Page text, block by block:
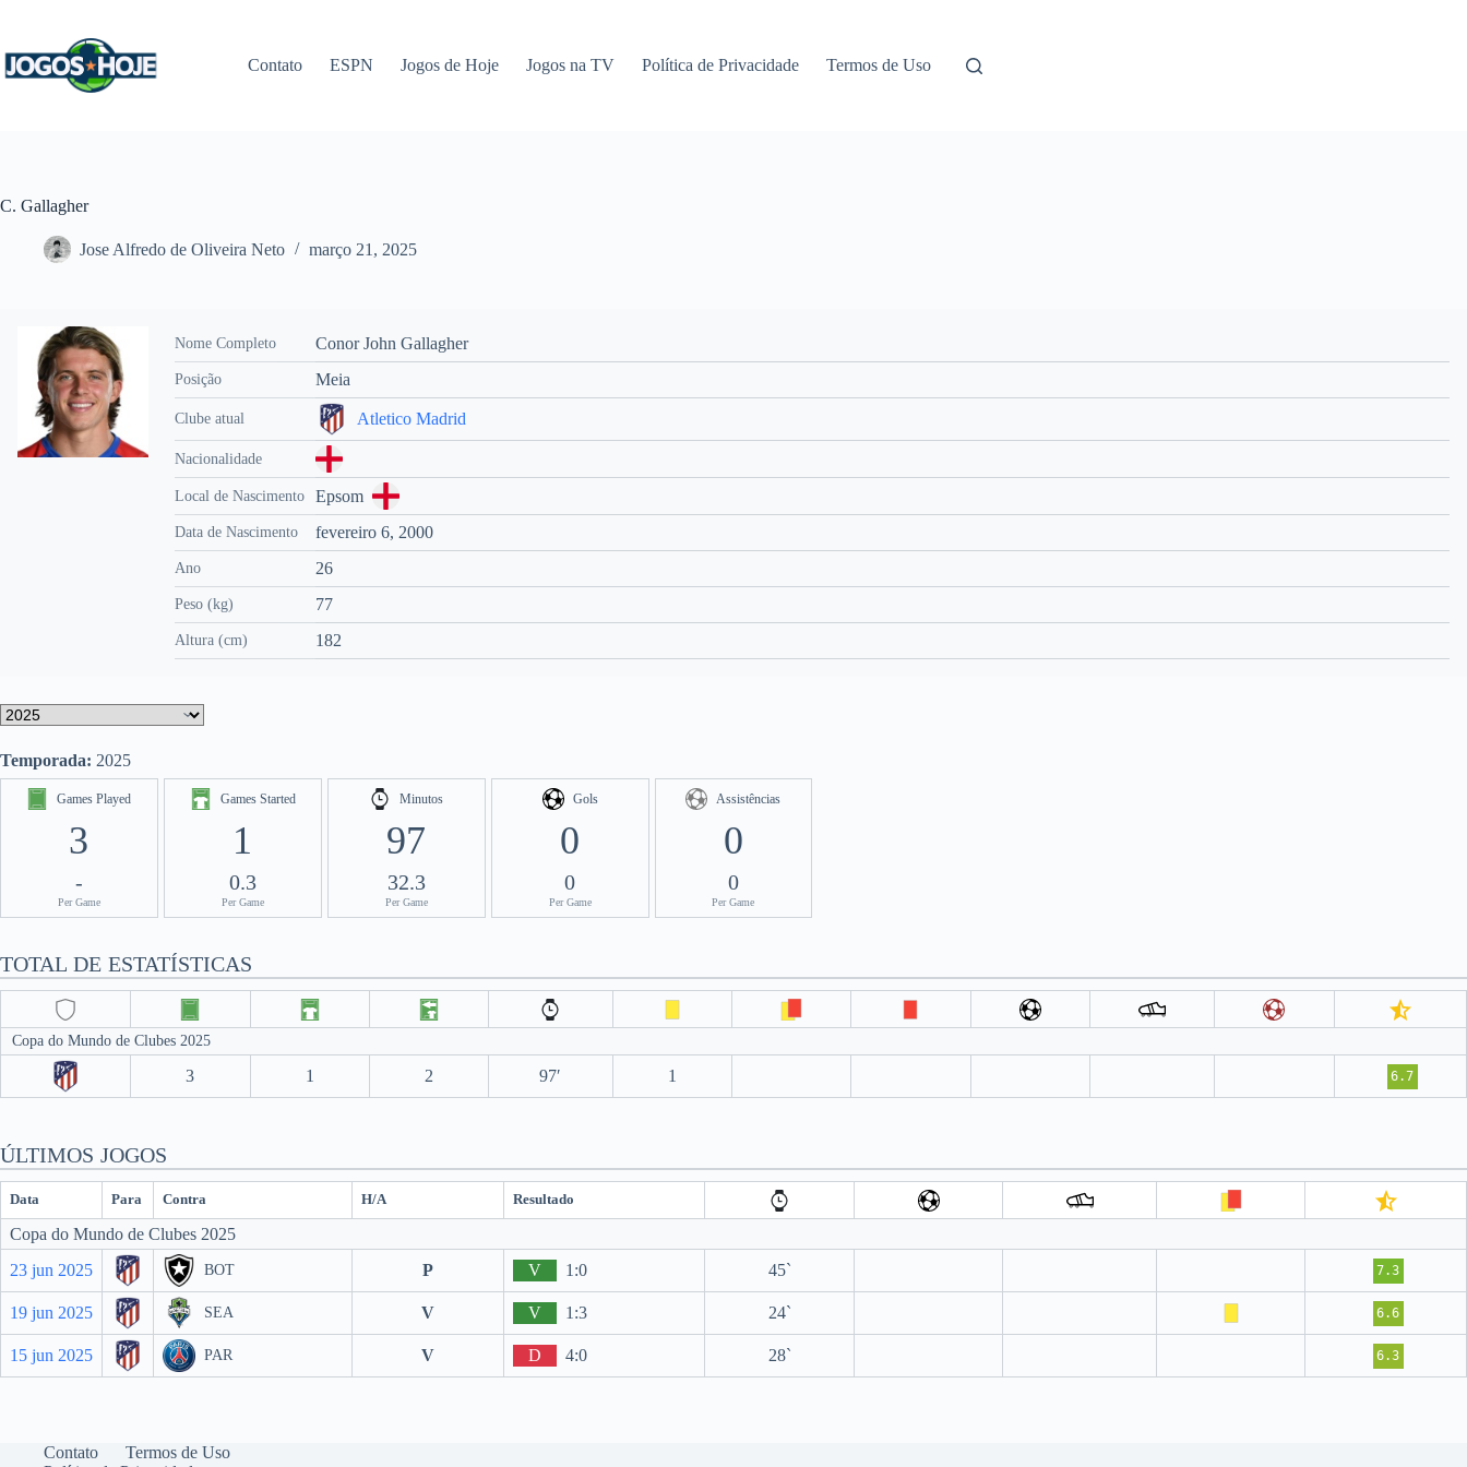
conteúdo
Contato ESPN Jogos de Hoje Jogos na TV Política de Privacidade Termos de Uso
C. Gallagher
Jose Alfredo de Oliveira Neto março 21, 2025
Nome Completo Conor John Gallagher
Posição Meia
Clube atual Atletico Madrid
Nacionalidade
Local de Nascimento Epsom
Data de Nascimento fevereiro 6, 2000
Ano 26
Peso (kg) 77
Altura (cm) 182
Temporada: 2025
Games Played
3
-
Per Game
Games Started
1
0.3
Per Game
Minutos
97
32.3
Per Game
Gols
0
0
Per Game
Assistências
0
0
Per Game
TOTAL DE ESTATÍSTICAS
Copa do Mundo de Clubes 2025
3 1 2 97′ 1 6.7
ÚLTIMOS JOGOS
Data Para Contra H/A Resultado
Copa do Mundo de Clubes 2025
23 jun 2025
BOT P V 1:0 45` 7.3
19 jun 2025 SEA V V 1:3 24` 6.6
15 jun 2025 PAR V D 4:0 28` 6.3
Contato
Termos de Uso